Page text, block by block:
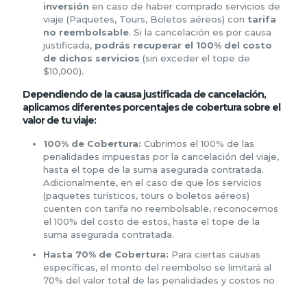
inversión en caso de haber comprado servicios de
viaje (Paquetes, Tours, Boletos aéreos) con tarifa
no reembolsable. Si la cancelación es por causa
justificada, podrás recuperar el 100% del costo
de dichos servicios (sin exceder el tope de
$10,000).
Dependiendo de la causa justificada de cancelación,
aplicamos diferentes porcentajes de cobertura sobre el
valor de tu viaje:
100% de Cobertura: Cubrimos el 100% de las
penalidades impuestas por la cancelación del viaje,
hasta el tope de la suma asegurada contratada.
Adicionalmente, en el caso de que los servicios
(paquetes turísticos, tours o boletos aéreos)
cuenten con tarifa no reembolsable, reconocemos
el 100% del costo de estos, hasta el tope de la
suma asegurada contratada.
Hasta 70% de Cobertura: Para ciertas causas
específicas, el monto del reembolso se limitará al
70% del valor total de las penalidades y costos no